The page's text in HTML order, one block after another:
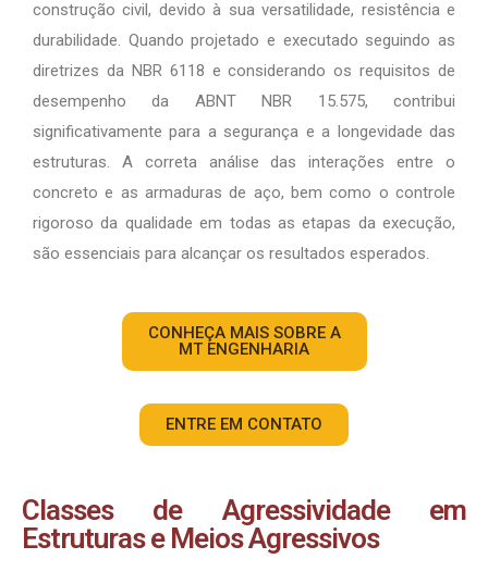
construção civil, devido à sua versatilidade, resistência e
durabilidade. Quando projetado e executado seguindo as
diretrizes da NBR 6118 e considerando os requisitos de
desempenho da ABNT NBR 15.575, contribui
significativamente para a segurança e a longevidade das
estruturas. A correta análise das interações entre o
concreto e as armaduras de aço, bem como o controle
rigoroso da qualidade em todas as etapas da execução,
são essenciais para alcançar os resultados esperados.
CONHEÇA MAIS SOBRE A
MT ENGENHARIA
ENTRE EM CONTATO
Classes de Agressividade em
Estruturas e Meios Agressivos